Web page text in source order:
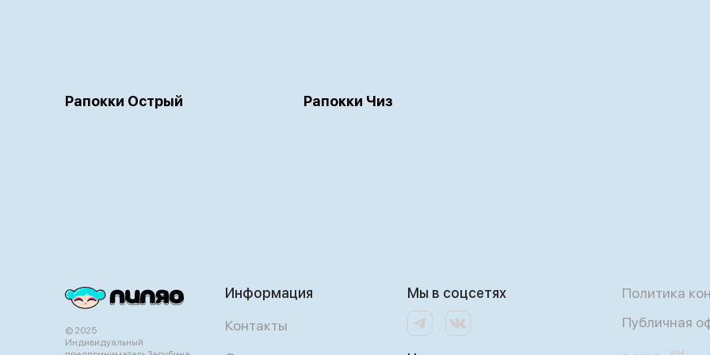
Рапокки Острый Рапокки Чиз
© 2025
Индивидуальный
Информация
Контакты
Мы в соцсетях
Политика
Публичная